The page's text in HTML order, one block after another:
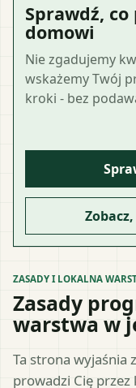
Sprawdź,
domowi
Nie zgadujemy
wskażemy Twój
kroki - bez
ZASADY I LOKALNA
Zasady
warstwa w
Ta strona wyjaśnia
prowadzi Cię przez